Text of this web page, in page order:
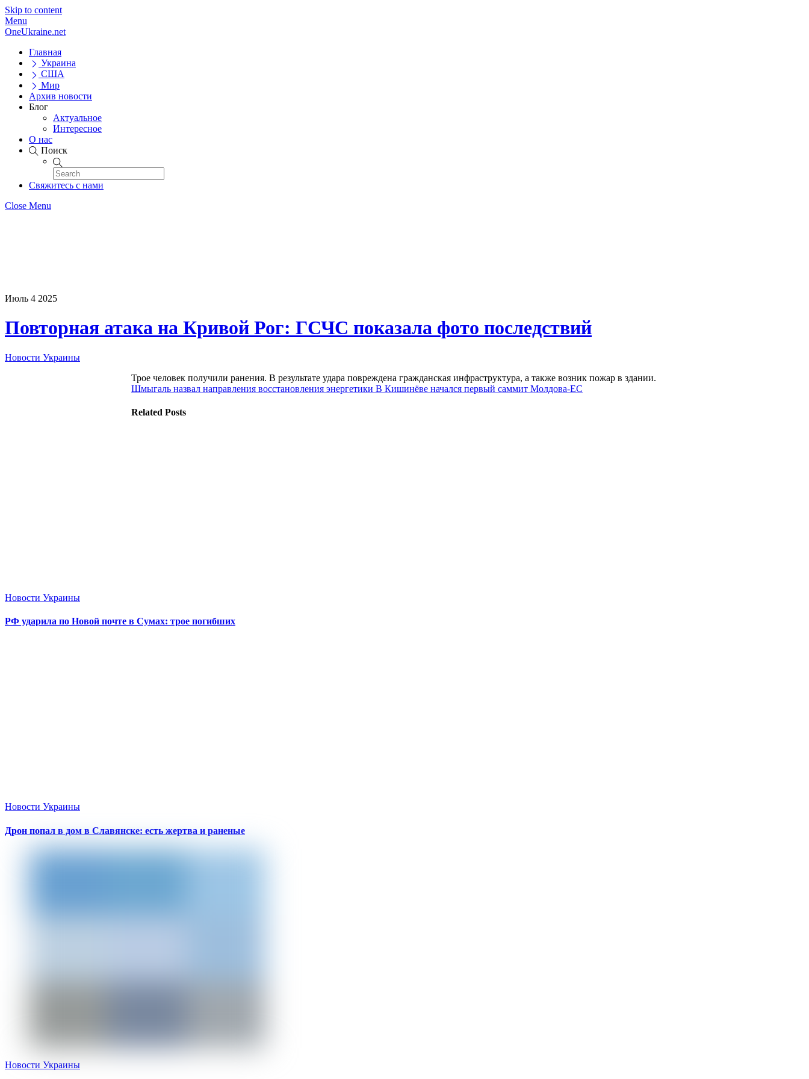
Skip to content
Menu
OneUkraine.net
Главная
Украина
США
Мир
Архив новости
Блог
Актуальное
Интересное
О нас
Поиск
Свяжитесь с нами
Close Menu
Июль 4 2025
Повторная атака на Кривой Рог: ГСЧС показала фото последствий
Новости Украины
Трое человек получили ранения. В результате удара повреждена гражданская инфраструктура, а также возник пожар в здании.
Шмыгаль назвал направления восстановления энергетики В Кишинёве начался первый саммит Молдова-ЕС
Related Posts
Новости Украины
РФ ударила по Новой почте в Сумах: трое погибших
Новости Украины
Дрон попал в дом в Славянске: есть жертва и раненые
Новости Украины